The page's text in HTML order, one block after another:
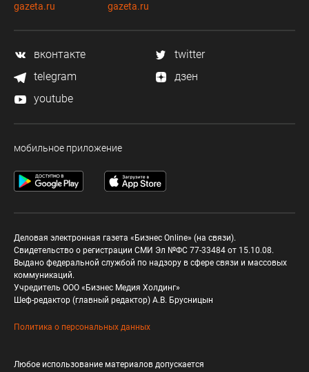
gazeta.ru
gazeta.ru
вконтакте
twitter
telegram
дзен
youtube
мобильное приложение
Деловая электронная газета «Бизнес Online» (на связи).
Свидетельство о регистрации СМИ Эл №ФС 77-33484 от 15.10.08.
Выдано федеральной службой по надзору в сфере связи и массовых
коммуникаций.
Учредитель ООО «Бизнес Медия Холдинг»
Шеф-редактор (главный редактор) А.В. Брусницын
Политика о персональных данных
Любое использование материалов допускается